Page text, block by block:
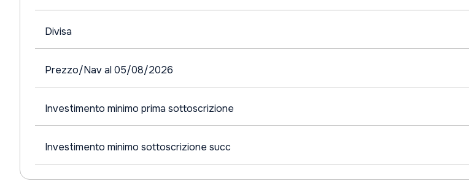
Divisa
Prezzo/Nav al 05/08/2026
Investimento minimo prima sottoscrizione
Investimento minimo sottoscrizione succ